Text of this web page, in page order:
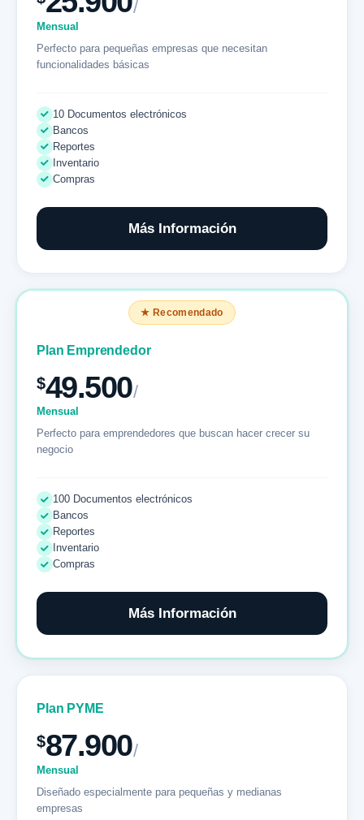
/
Mensual
Perfecto para pequeñas empresas que necesitan
funcionalidades básicas
10 Documentos electrónicos
Bancos
Reportes
Inventario
Compras
Más Información
★ Recomendado
Plan Emprendedor
$49.500/
Mensual
Perfecto para emprendedores que buscan hacer crecer su
negocio
100 Documentos electrónicos
Bancos
Reportes
Inventario
Compras
Más Información
Plan PYME
$87.900/
Mensual
Diseñado especialmente para pequeñas y medianas
empresas